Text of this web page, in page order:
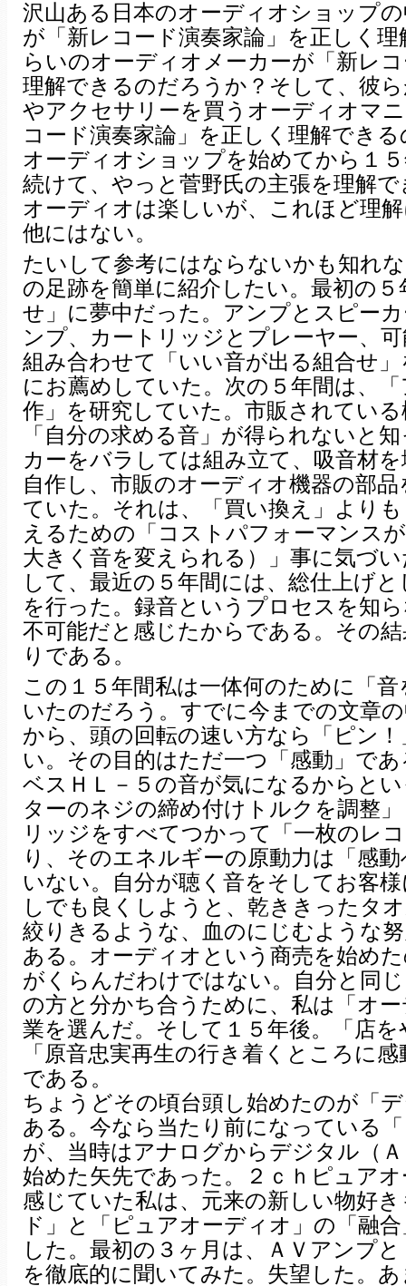
沢山ある日本のオーディオショップ
が「新レコード演奏家論」を正しく
らいのオーディオメーカーが「新レ
理解できるのだろうか？そして、彼
やアクセサリーを買うオーディオマ
コード演奏家論」を正しく理解でき
オーディオショップを始めてから１
続けて、やっと菅野氏の主張を理解
オーディオは楽しいが、これほど理
他にはない。
たいして参考にはならないかも知れ
の足跡を簡単に紹介したい。最初の
せ」に夢中だった。アンプとスピー
ンプ、カートリッジとプレーヤー、
組み合わせて「いい音が出る組合せ
にお薦めしていた。次の５年間は、
作」を研究していた。市販されてい
「自分の求める音」が得られないと
カーをバラしては組み立て、吸音材
自作し、市販のオーディオ機器の部
ていた。それは、「買い換え」より
えるための「コストパフォーマンス
大きく音を変えられる）」事に気づ
して、最近の５年間には、総仕上げ
を行った。録音というプロセスを知
不可能だと感じたからである。その
りである。
この１５年間私は一体何のために「
いたのだろう。すでに今までの文章
から、頭の回転の速い方なら「ピン
い。その目的はただ一つ「感動」で
ベスＨＬ－５の音が気になるからと
ターのネジの締め付けトルクを調整
リッジをすべてつかって「一枚のレ
り、そのエネルギーの原動力は「感
いない。自分が聴く音をそしてお客
しでも良くしようと、乾ききったタ
絞りきるような、血のにじむような
ある。オーディオという商売を始め
がくらんだわけではない。自分と同
の方と分かち合うために、私は「オ
業を選んだ。そして１５年後。「店
「原音忠実再生の行き着くところに
である。
ちょうどその頃台頭し始めたのが「
ある。今なら当たり前になっている
が、当時はアナログからデジタル（
始めた矢先であった。２ｃｈピュア
感じていた私は、元来の新しい物好
ド」と「ピュアオーディオ」の「融
した。最初の３ヶ月は、ＡＶアンプ
を徹底的に聞いてみた。失望した。